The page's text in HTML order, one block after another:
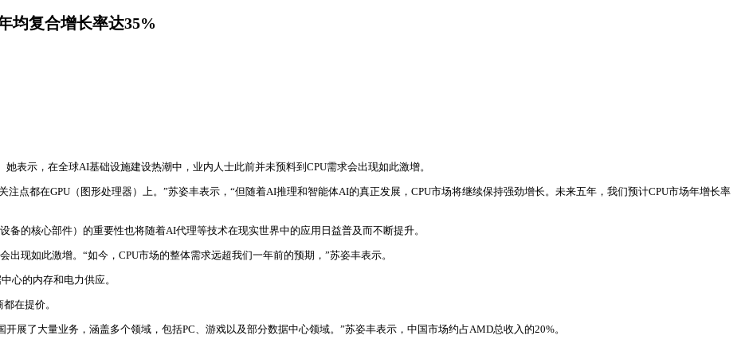
均复合增长率达35%
表示，在全球AI基础设施建设热潮中，业内人士此前并未预料到CPU需求会出现如此激增。
点都在GPU（图形处理器）上。”苏姿丰表示，“但随着AI推理和智能体AI的真正发展，CPU市场将继续保持强劲增长。未来五年，我们预计CPU市场年增长率
备的核心部件）的重要性也将随着AI代理等技术在现实世界中的应用日益普及而不断提升。
现如此激增。“如今，CPU市场的整体需求远超我们一年前的预期，”苏姿丰表示。
心的内存和电力供应。
在提价。
了大量业务，涵盖多个领域，包括PC、游戏以及部分数据中心领域。”苏姿丰表示，中国市场约占AMD总收入的20%。